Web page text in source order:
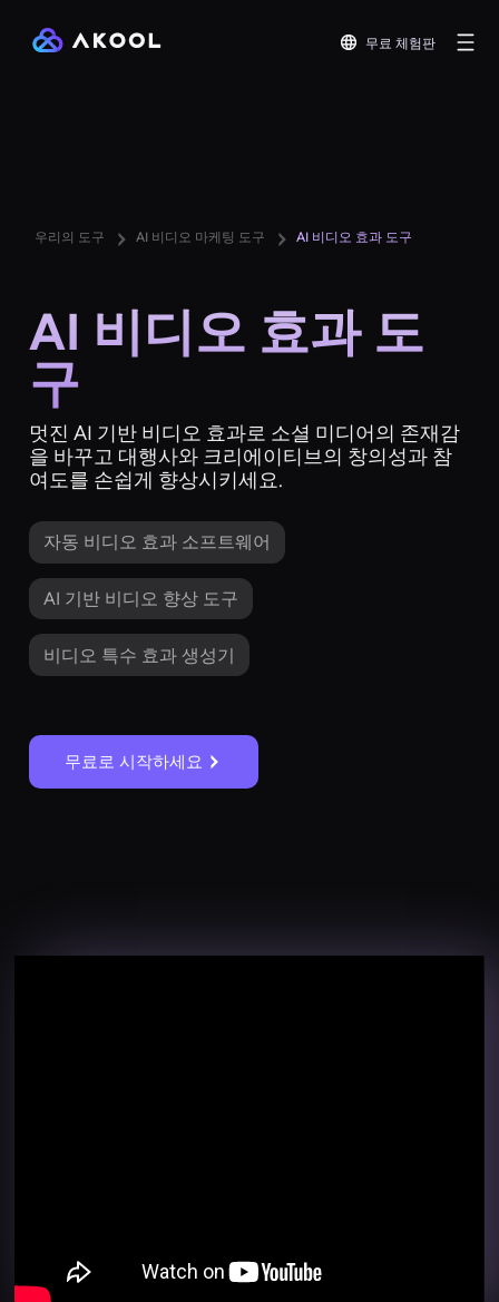
무료 체험판
우리의 도구 AI 비디오 마케팅 도구 AI 비디오 효과 도구
AI 비디오 효과 도
구
멋진 AI 기반 비디오 효과로 소셜 미디어의 존재감
을 바꾸고 대행사와 크리에이티브의 창의성과 참
여도를 손쉽게 향상시키세요.
자동 비디오 효과 소프트웨어
AI 기반 비디오 향상 도구
비디오 특수 효과 생성기
무료로 시작하세요